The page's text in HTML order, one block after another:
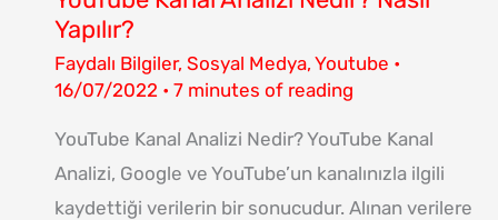
Yapılır?
Faydalı Bilgiler,Sosyal Medya,Youtube •
16/07/2022 •7 minutes of reading
YouTube Kanal Analizi Nedir? YouTube Kanal
Analizi, Google ve YouTube’un kanalınızla ilgili
kaydettiği verilerin bir sonucudur. Alınan verilere